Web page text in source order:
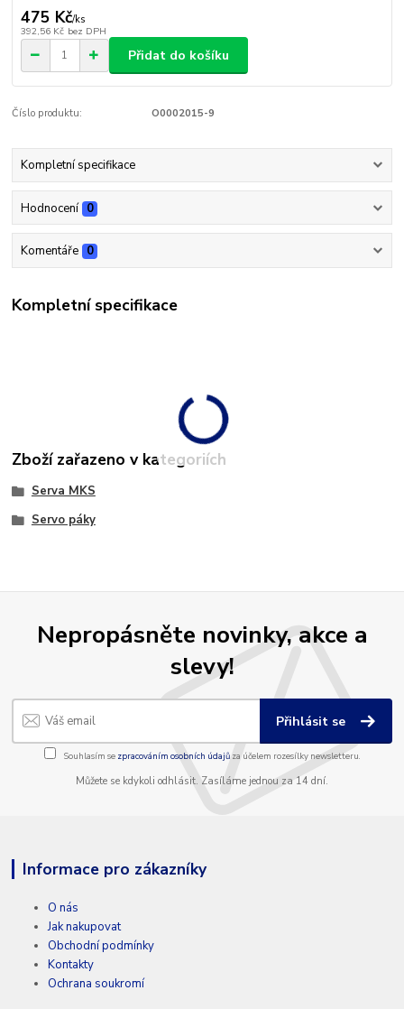
475 Kč/ks
392,56 Kč bez DPH
Přidat do košíku
Číslo produktu: O0002015-9
Kompletní specifikace
Hodnocení 0
Komentáře 0
Kompletní specifikace
Zboží zařazeno v kategoriích
Serva MKS
Servo páky
Nepropásněte novinky, akce a
slevy!
Přihlásit se
Souhlasím se zpracováním osobních údajůza účelem rozesílky newsletteru.
Můžete se kdykoli odhlásit. Zasíláme jednou za 14 dní.
Informace pro zákazníky
O nás
Jak nakupovat
Obchodní podmínky
Kontakty
Ochrana soukromí